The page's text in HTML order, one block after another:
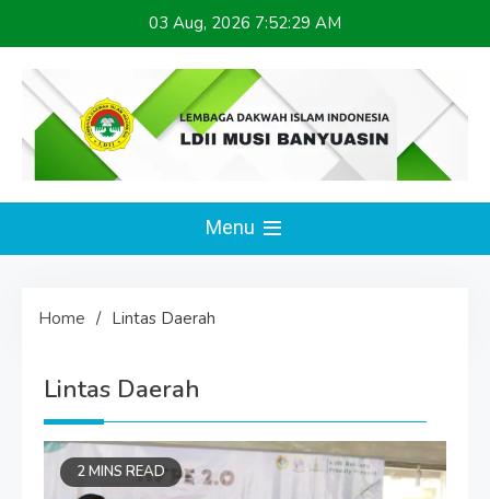
to
content
03 Aug, 2026 7:52:31 AM
LDII MUSI BANYUASIN
Menu
Home Lintas Daerah
Lintas Daerah
2 MINS READ